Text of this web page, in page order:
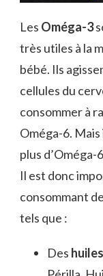
Les Oméga-3
très utiles à la
bébé. Ils
cellules du
consommer à
Oméga-6.
plus
Il est donc
consommant
tels que :
Des